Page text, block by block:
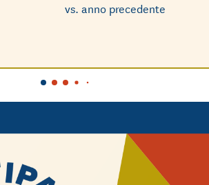
vs. anno precedente